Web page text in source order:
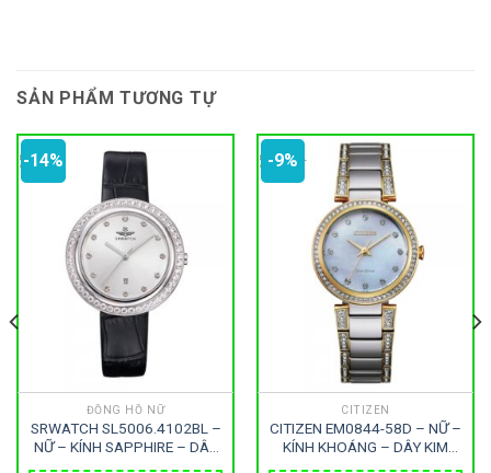
SẢN PHẨM TƯƠNG TỰ
-14%
ĐỒNG HỒ NỮ
SRWATCH SL5006.4102BL –
NỮ – KÍNH SAPPHIRE – DÂY
-9%
CITIZEN
CITIZEN EM0844-58D – NỮ –
KÍNH KHOÁNG – DÂY KIM